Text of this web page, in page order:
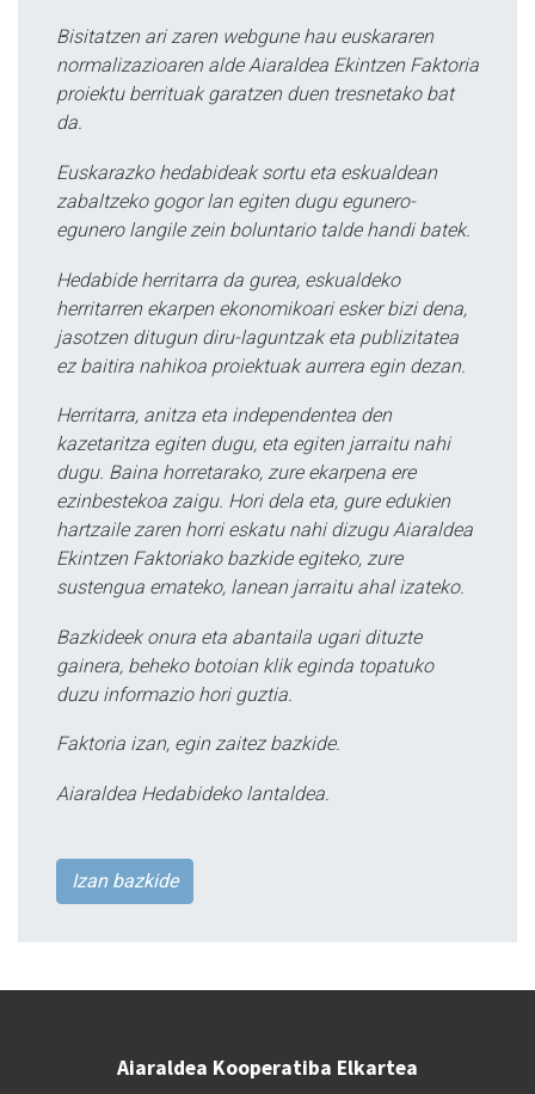
Bisitatzen ari zaren webgune hau euskararen
normalizazioaren alde Aiaraldea Ekintzen Faktoria
proiektu berrituak garatzen duen tresnetako bat
da.
Euskarazko hedabideak sortu eta eskualdean
zabaltzeko gogor lan egiten dugu egunero-
egunero langile zein boluntario talde handi batek.
Hedabide herritarra da gurea, eskualdeko
herritarren ekarpen ekonomikoari esker bizi dena,
jasotzen ditugun diru-laguntzak eta publizitatea
ez baitira nahikoa proiektuak aurrera egin dezan.
Herritarra, anitza eta independentea den
kazetaritza egiten dugu, eta egiten jarraitu nahi
dugu. Baina horretarako, zure ekarpena ere
ezinbestekoa zaigu. Hori dela eta, gure edukien
hartzaile zaren horri eskatu nahi dizugu Aiaraldea
Ekintzen Faktoriako bazkide egiteko, zure
sustengua emateko, lanean jarraitu ahal izateko.
Bazkideek onura eta abantaila ugari dituzte
gainera, beheko botoian klik eginda topatuko
duzu informazio hori guztia.
Faktoria izan, egin zaitez bazkide.
Aiaraldea Hedabideko lantaldea.
Izan bazkide
Aiaraldea Kooperatiba Elkartea